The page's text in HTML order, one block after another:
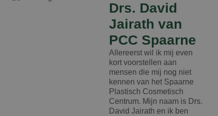
Drs. David
Jairath van
PCC Spaarne
Allereerst wil ik mij even
kort voorstellen aan
mensen die mij nog niet
kennen van het Spaarne
Plastisch Cosmetisch
Centrum. Mijn naam is Drs.
David Jairath en ik ben